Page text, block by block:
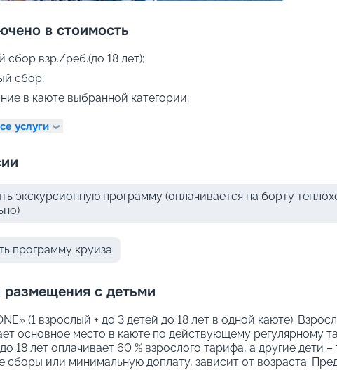
в стоимость
сбор взр./реб.(до 18 лет);
сбор;
в каюте выбранной категории;
услуги
экскурсионную программу (оплачивается на борту
программу круиза
размещения с детьми
(1 взрослый + до 3 детей до 18 лет в одной каюте):
основное место в каюте по действующему регулярному
18 лет оплачивает 60 % взрослого тарифа, а другие дети –
сборы или минимальную доплату, зависит от возраста.